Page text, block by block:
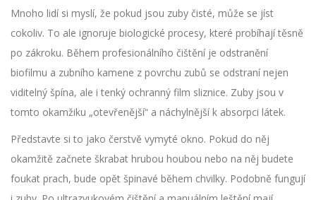
Mnoho lidí si myslí, že pokud jsou zuby čisté, může se jíst
cokoliv. To ale ignoruje biologické procesy, které probíhají těsně
po zákroku. Během profesionálního čištění je odstranění
biofilmu a zubního kamene z povrchu zubů se odstraní nejen
viditelný špína, ale i tenký ochranný film sliznice. Zuby jsou v
tomto okamžiku „otevřenější“ a náchylnější k absorpci látek.
Představte si to jako čerstvě vymyté okno. Pokud do něj
okamžitě začnete škrabat hrubou houbou nebo na něj budete
foukat prach, bude opět špinavé během chvilky. Podobně fungují